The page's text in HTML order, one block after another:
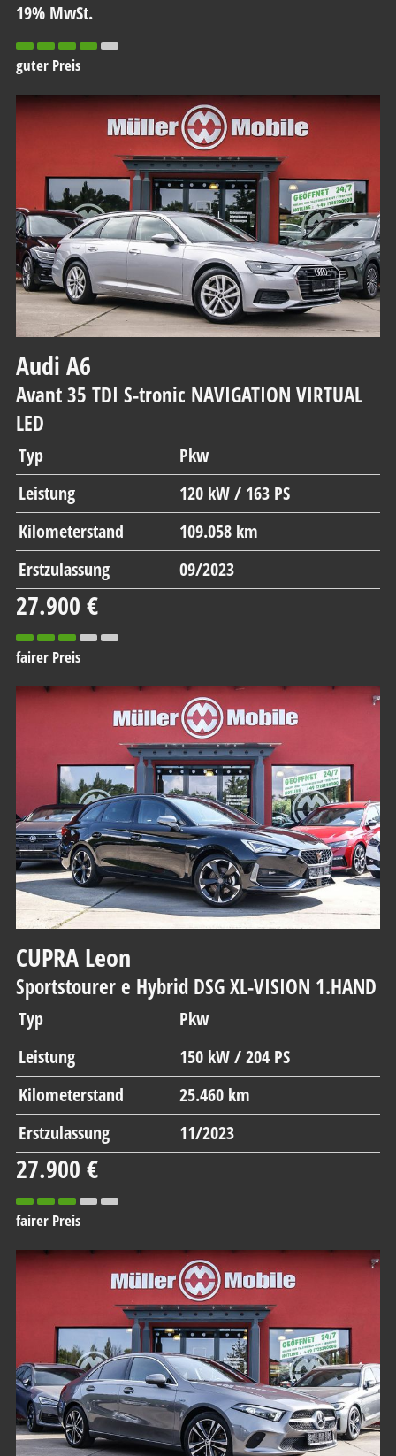
19% MwSt.
guter Preis
Audi A6
Avant 35 TDI S-tronic NAVIGATION VIRTUAL
LED
Typ
Pkw
Leistung
120 kW / 163 PS
Kilometerstand
109.058 km
Erstzulassung
09/2023
27.900 €
fairer Preis
CUPRA Leon
Sportstourer e Hybrid DSG XL-VISION 1.HAND
Typ
Pkw
Leistung
150 kW / 204 PS
Kilometerstand
25.460 km
Erstzulassung
11/2023
27.900 €
fairer Preis